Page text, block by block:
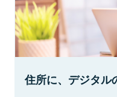
住所に、デジタル